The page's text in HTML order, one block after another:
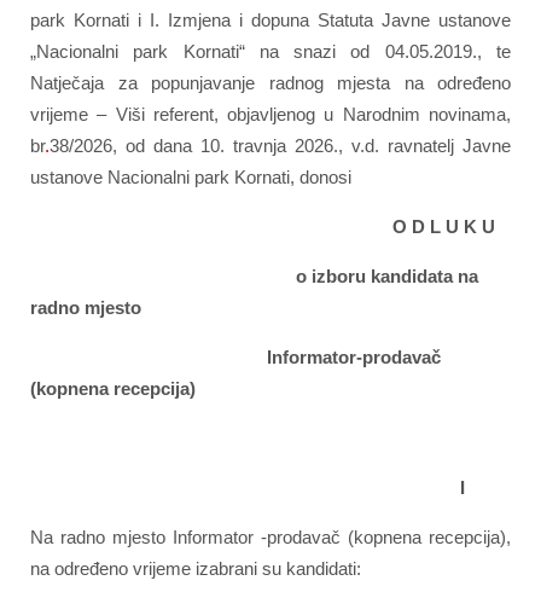
park Kornati i I. Izmjena i dopuna Statuta Javne ustanove
„Nacionalni park Kornati“ na snazi od 04.05.2019., te
Natječaja za popunjavanje radnog mjesta na određeno
vrijeme – Viši referent, objavljenog u Narodnim novinama,
br.38/2026, od dana 10. travnja 2026., v.d. ravnatelj Javne
ustanove Nacionalni park Kornati, donosi
O D L U K U
o izboru kandidata na
radno mjesto
Informator-prodavač
(kopnena recepcija)
I
Na radno mjesto Informator -prodavač (kopnena recepcija),
na određeno vrijeme izabrani su kandidati: